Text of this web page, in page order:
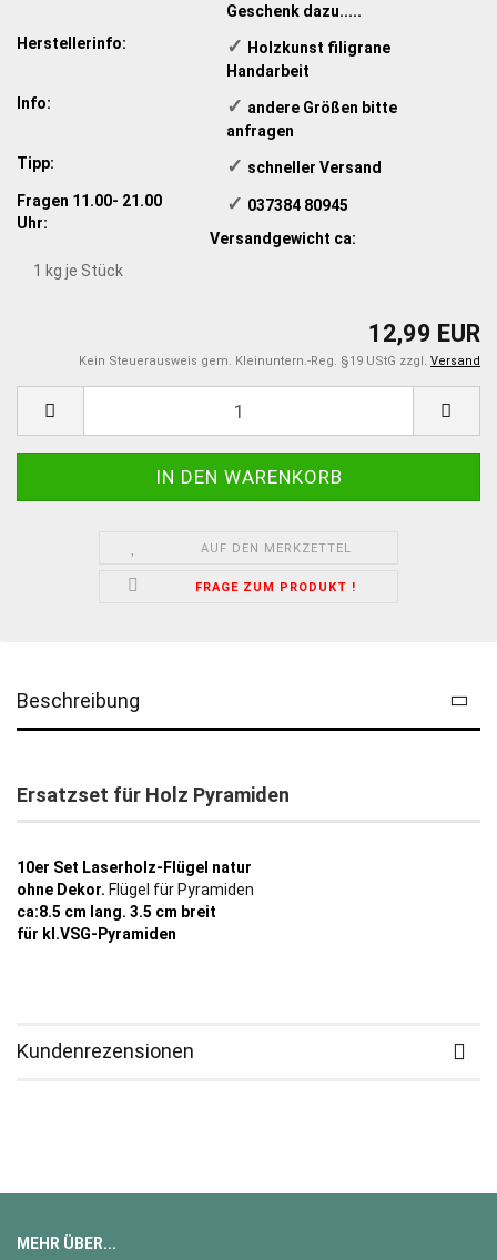
Geschenk dazu.....
Herstellerinfo:
✓ ​Holzkunst filigrane
Handarbeit
Info:
✓ ​andere Größen bitte
anfragen
Tipp:
✓ ​schneller Versand
Fragen 11.00- 21.00
Uhr:
✓ ​ 037384 80945
Versandgewicht ca:
1 kg je Stück
12,99 EUR
Kein Steuerausweis gem. Kleinuntern.-Reg. §19 UStG zzgl. Versand
AUF DEN MERKZETTEL
FRAGE ZUM PRODUKT !
Beschreibung
Ersatzset für Holz Pyramiden
10er Set Laserholz-Flügel natur
ohne Dekor. Flügel für Pyramiden
ca:8.5 cm lang. 3.5 cm breit
für kl.VSG-Pyramiden
Kundenrezensionen
MEHR ÜBER...